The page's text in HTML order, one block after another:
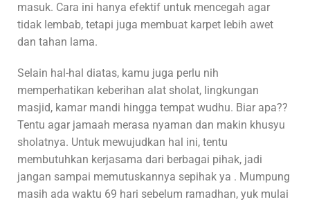
masuk. Cara ini hanya efektif untuk mencegah agar
tidak lembab, tetapi juga membuat karpet lebih awet
dan tahan lama.
Selain hal-hal diatas, kamu juga perlu nih
memperhatikan keberihan alat sholat, lingkungan
masjid, kamar mandi hingga tempat wudhu. Biar apa??
Tentu agar jamaah merasa nyaman dan makin khusyu
sholatnya. Untuk mewujudkan hal ini, tentu
membutuhkan kerjasama dari berbagai pihak, jadi
jangan sampai memutuskannya sepihak ya . Mumpung
masih ada waktu 69 hari sebelum ramadhan, yuk mulai